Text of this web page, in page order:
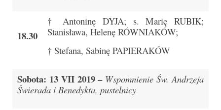
Odpust 2023
Zakończenie oktawy 2023
Niedziela Palmowa 2023
Galerie 2022
18.30
† Antoninę DYJA; s. Marię RUBIK;
Stanisława, Helenę RÓWNIAKÓW;
† Stefana, Sabinę PAPIERAKÓW
Sobota: 13 VII 2019 – Wspomnienie Św. Andrzeja
Świerada i Benedykta, pustelnicy